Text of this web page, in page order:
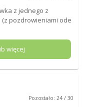
z jednego z
(z pozdrowieniami ode
więcej
Pozostało: 24 / 30